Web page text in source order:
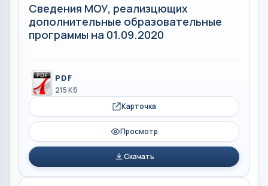
Сведения МОУ, реализцющих
дополнительные образовательные
программы на 01.09.2020
PDF
215 Кб
Карточка
Просмотр
Скачать